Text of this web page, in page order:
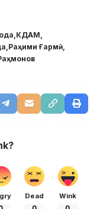
КДАМ
Раҳими Ғармӣ
Dead Wink